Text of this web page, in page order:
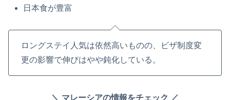
日本食が豊富
ロングステイ人気は依然高いものの、ビザ制度変
更の影響で伸びはやや鈍化している。
＼ マレーシアの情報をチェック ／